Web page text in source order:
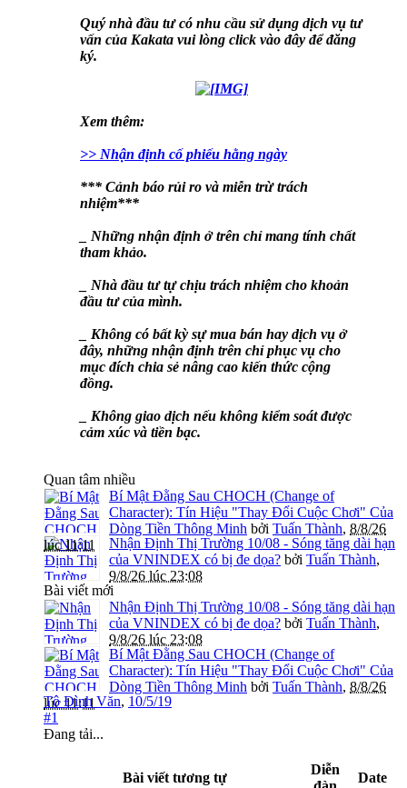
Quý nhà đầu tư có nhu cầu sử dụng dịch vụ tư
vấn của Kakata vui lòng click vào đây để đăng
ký.
Xem thêm:
>> Nhận định cố phiếu hằng ngày
*** Cảnh báo rủi ro và miễn trừ trách
nhiệm***
_ Những nhận định ở trên chỉ mang tính chất
tham khảo.
_ Nhà đầu tư tự chịu trách nhiệm cho khoản
đầu tư của mình.
_ Không có bất kỳ sự mua bán hay dịch vụ ở
đây, những nhận định trên chỉ phục vụ cho
mục đích chia sẻ nâng cao kiến thức cộng
đồng.
_ Không giao dịch nếu không kiểm soát được
cảm xúc và tiền bạc.
Quan tâm nhiều
Bí Mật Đằng Sau CHOCH (Change of
Character): Tín Hiệu "Thay Đổi Cuộc Chơi" Của
Dòng Tiền Thông Minh bởi Tuấn Thành, 8/8/26
lúc 11:11
Nhận Định Thị Trường 10/08 - Sóng tăng dài hạn
của VNINDEX có bị đe dọa? bởi Tuấn Thành,
9/8/26 lúc 23:08
Bài viết mới
Nhận Định Thị Trường 10/08 - Sóng tăng dài hạn
của VNINDEX có bị đe dọa? bởi Tuấn Thành,
9/8/26 lúc 23:08
Bí Mật Đằng Sau CHOCH (Change of
Character): Tín Hiệu "Thay Đổi Cuộc Chơi" Của
Dòng Tiền Thông Minh bởi Tuấn Thành, 8/8/26
lúc 11:11
Tô Đình Văn, 10/5/19
#1
Đang tải...
Bài viết tương tự
Diễn
Date